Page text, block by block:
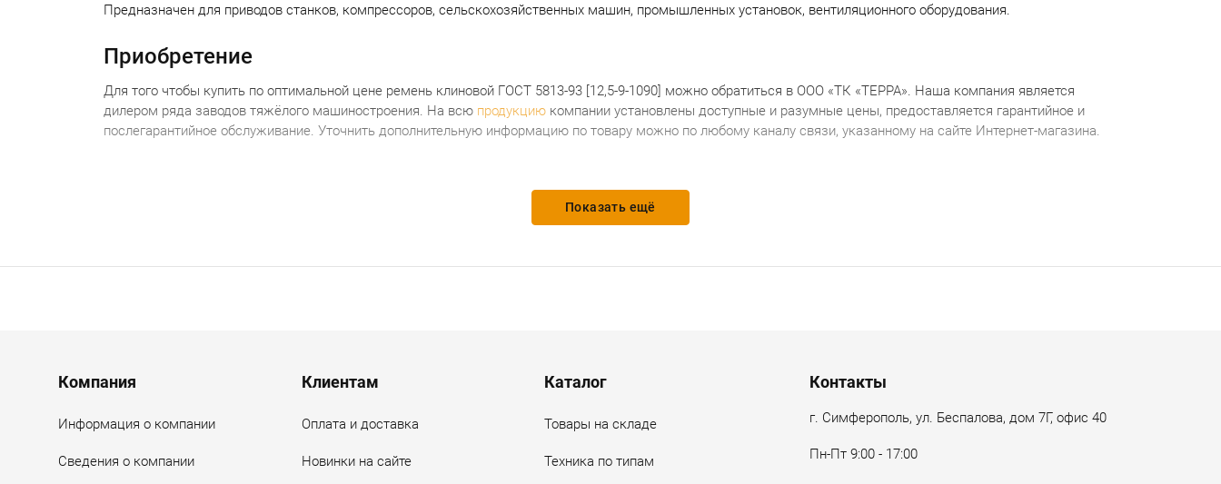
Предназначен для приводов станков, компрессоров, сельскохозяйственных машин, промышленных установок, вентиляционного оборудования.
Приобретение
Для того чтобы купить по оптимальной цене ремень клиновой ГОСТ 5813-93 [12,5-9-1090] можно обратиться в ООО «ТК «ТЕРРА». Наша компания является
дилером ряда заводов тяжёлого машиностроения. На всю продукцию компании установлены доступные и разумные цены, предоставляется гарантийное и
послегарантийное обслуживание. Уточнить дополнительную информацию по товару можно по любому каналу связи, указанному на сайте Интернет-магазина.
Показать ещё
Menu footer
Компания
Информация о компании
Сведения о компании
Клиентам
Оплата и доставка
Новинки на сайте
Каталог
Товары на складе
Техника по типам
Контакты
г. Симферополь, ул. Беспалова, дом 7Г, офис 40
Пн-Пт 9:00 - 17:00